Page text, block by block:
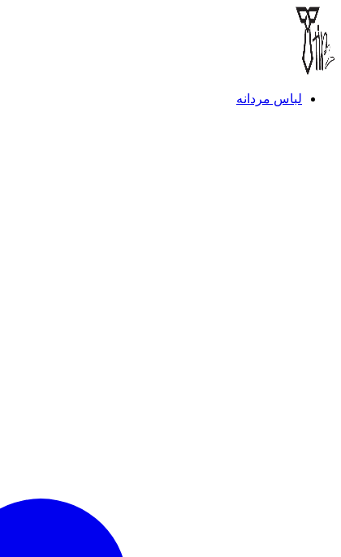
لباس مردانه